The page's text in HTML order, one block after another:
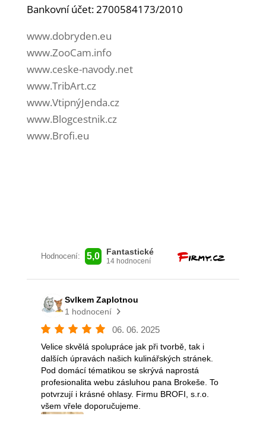
Bankovní účet: 2700584173/2010
www.dobryden.eu
www.ZooCam.info
www.ceske-navody.net
www.TribArt.cz
www.VtipnýJenda.cz
www.Blogcestnik.cz
www.Brofi.eu